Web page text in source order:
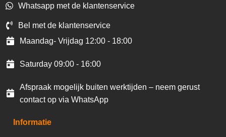
Whatsapp met de klantenservice
Bel met de klantenservice
Maandag- Vrijdag 12:00 - 18:00
Saturday 09:00 - 16:00
Afspraak mogelijk buiten werktijden – neem gerust
contact op via WhatsApp
Informatie